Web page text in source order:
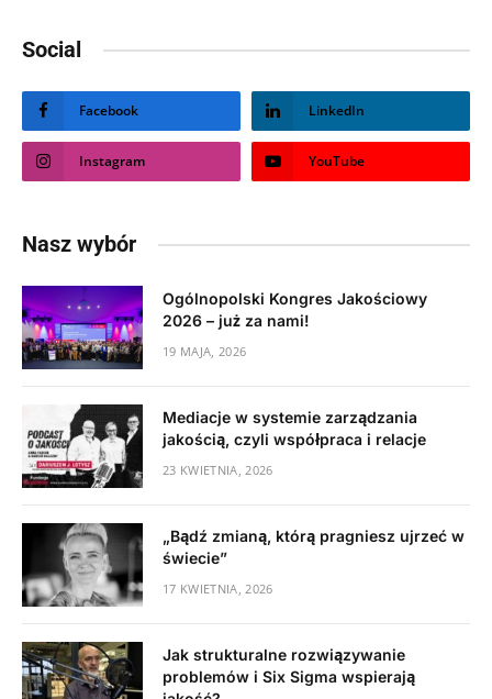
Social
Facebook LinkedIn
Instagram YouTube
Nasz wybór
Ogólnopolski Kongres Jakościowy
2026 – już za nami!
19 MAJA, 2026
Mediacje w systemie zarządzania
jakością, czyli współpraca i relacje
23 KWIETNIA, 2026
„Bądź zmianą, którą pragniesz ujrzeć w
świecie”
17 KWIETNIA, 2026
Jak strukturalne rozwiązywanie
problemów i Six Sigma wspierają